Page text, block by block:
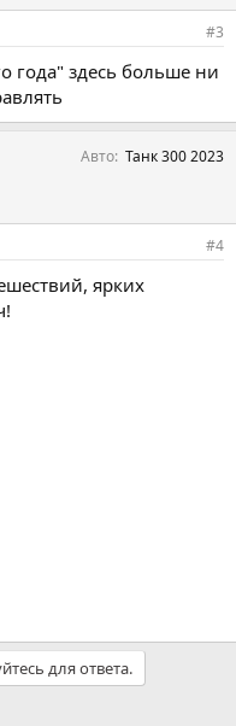
#3
года" здесь больше ни
Авто Танк 300 2023
#4
ярких
для ответа.